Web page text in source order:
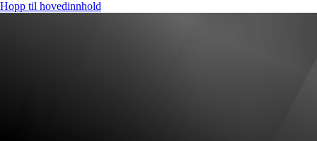
Hopp til hovedinnhold